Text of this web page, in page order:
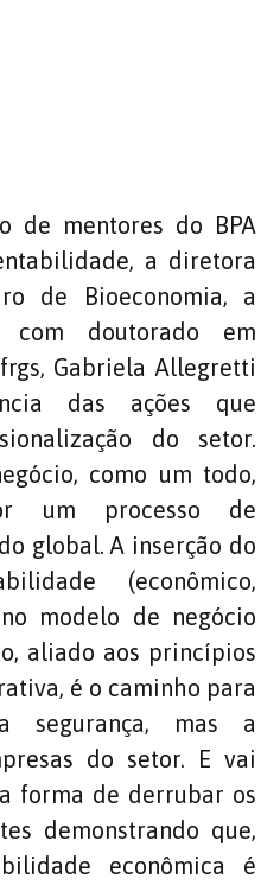
de mentores do BPA
a diretora
de Bioeconomia, a
com doutorado em
Gabriela Allegretti
das ações que
do setor.
como um todo,
um processo de
global. A inserção do
(econômico,
modelo de negócio
aliado aos princípios
é o caminho para
segurança, mas a
do setor. E vai
forma de derrubar os
demonstrando que,
econômica é